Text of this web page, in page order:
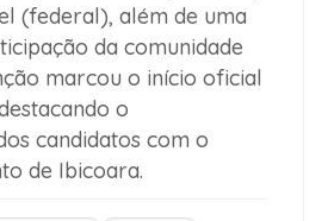
(federal), além de uma
da comunidade
marcou o início oficial
o
candidatos com o
de Ibicoara.